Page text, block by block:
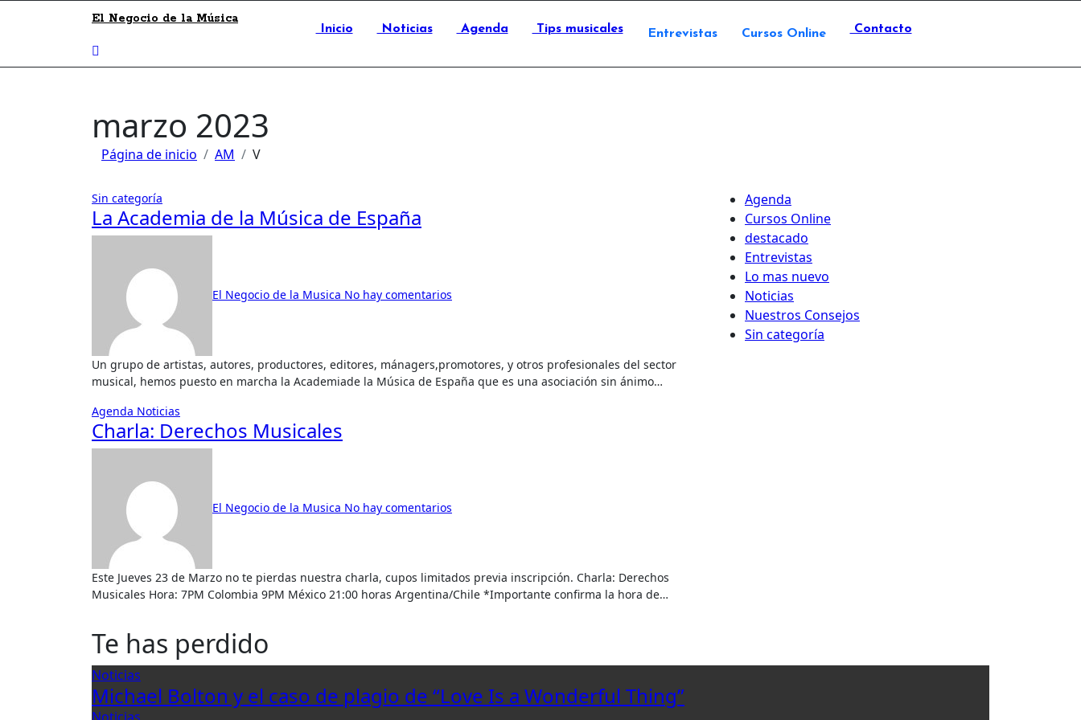
El Negocio de la Música
Inicio Noticias Agenda Tips musicales Entrevistas Cursos Online Contacto
marzo 2023
Página de inicio AM V
Sin categoría
La Academia de la Música de España
El Negocio de la Musica No hay comentarios
Un grupo de artistas, autores, productores, editores, mánagers,promotores, y otros profesionales del sector
musical, hemos puesto en marcha la Academiade la Música de España que es una asociación sin ánimo…
Agenda Noticias
Charla: Derechos Musicales
El Negocio de la Musica No hay comentarios
Este Jueves 23 de Marzo no te pierdas nuestra charla, cupos limitados previa inscripción. Charla: Derechos
Musicales Hora: 7PM Colombia 9PM México 21:00 horas Argentina/Chile *Importante confirma la hora de…
Agenda
Cursos Online
destacado
Entrevistas
Lo mas nuevo
Noticias
Nuestros Consejos
Sin categoría
Te has perdido
Noticias
Michael Bolton y el caso de plagio de “Love Is a Wonderful Thing”